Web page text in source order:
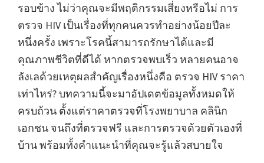
รอบข้าง ไม่ว่าคุณจะมีพฤติกรรมเสี่ยงหรือไม่ การ
ตรวจ HIV เป็นเรื่องที่ทุกคนควรทำอย่างน้อยปีละ
หนึ่งครั้ง เพราะโรคนี้สามารถรักษาได้และมี
คุณภาพชีวิตที่ดีได้ หากตรวจพบเร็ว หลายคนอาจ
ลังเลด้วยเหตุผลสำคัญเรื่องหนึ่งคือ ตรวจ HIV ราคา
เท่าไหร่? บทความนี้จะมาอัปเดตข้อมูลทั้งหมดให้
ครบถ้วน ตั้งแต่ราคาตรวจที่โรงพยาบาล คลินิก
เอกชน จนถึงที่ตรวจฟรี และการตรวจด้วยตัวเองที่
บ้าน พร้อมทั้งคำแนะนำที่คุณจะรู้แล้วสบายใจ